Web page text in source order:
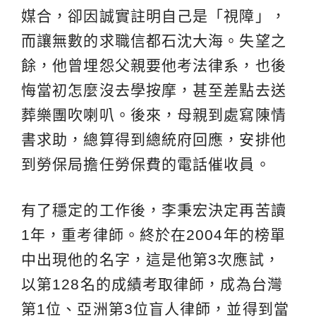
媒合，卻因誠實註明自己是「視障」，
而讓無數的求職信都石沈大海。失望之
餘，他曾埋怨父親要他考法律系，也後
悔當初怎麼沒去學按摩，甚至差點去送
葬樂團吹喇叭。後來，母親到處寫陳情
書求助，總算得到總統府回應，安排他
到勞保局擔任勞保費的電話催收員。
有了穩定的工作後，李秉宏決定再苦讀
1年，重考律師。終於在2004年的榜單
中出現他的名字，這是他第3次應試，
以第128名的成績考取律師，成為台灣
第1位、亞洲第3位盲人律師，並得到當